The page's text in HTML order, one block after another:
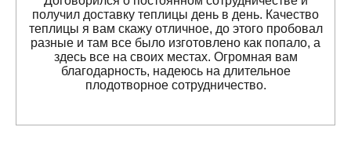
получил доставку теплицы день в день. Качество
теплицы я вам скажу отличное, до этого пробовал
разные и там все было изготовлено как попало, а
здесь все на своих местах. Огромная вам
благодарность, надеюсь на длительное
плодотворное сотрудничество.